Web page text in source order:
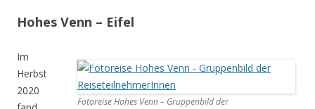
Hohes Venn – Eifel
Fotoreise Hohes Venn – Gruppenbild der
Im
Herbst
2020